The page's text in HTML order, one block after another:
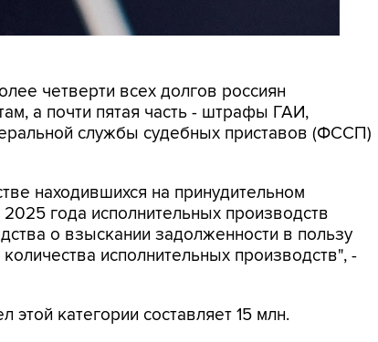
четверти всех долгов россиян
а почти пятая часть - штрафы ГАИ,
службы судебных приставов (ФССП)
находившихся на принудительном
года исполнительных производств
о взыскании задолженности в пользу
исполнительных производств", -
категории составляет 15 млн.